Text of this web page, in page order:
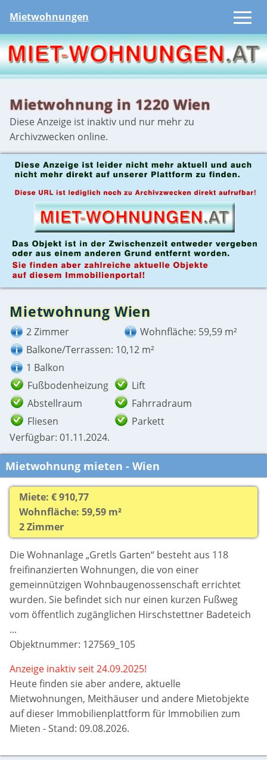
Mietwohnungen
Mietwohnung in 1220 Wien
Diese Anzeige ist inaktiv und nur mehr zu
Archivzwecken online.
Mietwohnung Wien
2 Zimmer
Wohnfläche: 59,59 m²
Balkone/Terrassen: 10,12 m²
1 Balkon
Fußbodenheizung
Lift
Abstellraum
Fahrradraum
Fliesen
Parkett
Verfügbar: 01.11.2024.
Mietwohnung mieten - Wien
Miete: € 910,77
Wohnfläche: 59,59 m²
2 Zimmer
Die Wohnanlage „Gretls Garten“ besteht aus 118
freifinanzierten Wohnungen, die von einer
gemeinnützigen Wohnbaugenossenschaft errichtet
wurden. Sie befindet sich nur einen kurzen Fußweg
vom öffentlich zugänglichen Hirschstettner Badeteich
...
Objektnummer: 127569_105
Anzeige inaktiv seit 24.09.2025!
Heute finden sie aberandere, aktuelle
Mietwohnungen, Meithäuser und andere Mietobjekte
auf dieser Immobilienplattform für Immobilien zum
Mieten - Stand: 09.08.2026.